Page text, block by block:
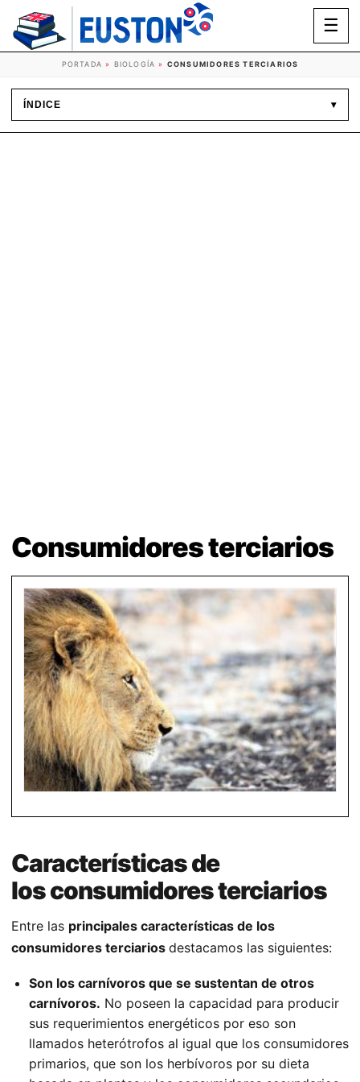
☰
PORTADA » BIOLOGÍA » CONSUMIDORES TERCIARIOS
ÍNDICE ▾
Consumidores terciarios
Características de
los consumidores terciarios
Entre las principales características de los
consumidores terciarios destacamos las siguientes:
Son los carnívoros que se sustentan de otros
carnívoros. No poseen la capacidad para producir
sus requerimientos energéticos por eso son
llamados heterótrofos al igual que los consumidores
primarios, que son los herbívoros por su dieta